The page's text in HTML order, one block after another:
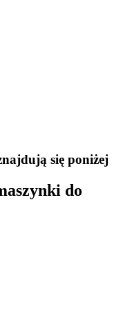
się poniżej
do